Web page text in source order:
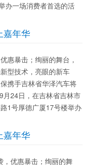
办一场消费者首选的活
验，更加贴心的服务，
。 无论您是汽车的深度
嘉年华
惠暴击；绚丽的舞台，
型技术，亮眼的新车
携手吉林省华泽汽车将
月24日，在吉林省吉林市
1号厚德广厦17号楼举办
式，不一样的购车体
的服务，只等你的参
嘉年华
优惠暴击；绚丽的舞